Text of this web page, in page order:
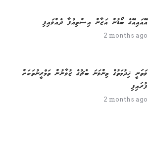
އޭއައިއޭގެ ބޯޑުން އަޒާން އިސްތިއުފާ ދެއްވައިފި
2 months ago
ވަތަނީ ޚިދުމަތުގެ ތިންވަނަ ބެޗުގެ ޒުވާނުން ތަމްރީނުތަކަށް
ފުރައިފި
2 months ago